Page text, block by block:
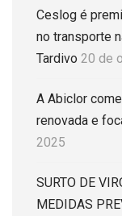
Ceslog é
no transporte
Tardivo 20 de
A Abiclor
renovada e
2025
SURTO DE
MEDIDAS